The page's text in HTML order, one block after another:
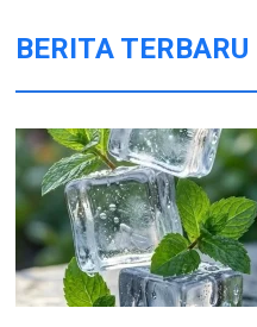
BERITA TERBARU